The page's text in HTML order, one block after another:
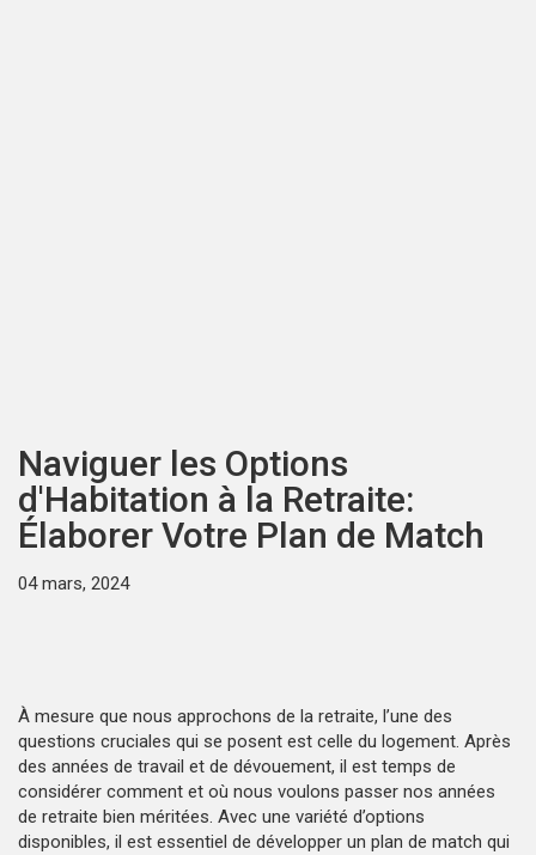
Naviguer les Options
d'Habitation à la Retraite:
Élaborer Votre Plan de Match
04 mars, 2024
À mesure que nous approchons de la retraite, l’une des
questions cruciales qui se posent est celle du logement. Après
des années de travail et de dévouement, il est temps de
considérer comment et où nous voulons passer nos années
de retraite bien méritées. Avec une variété d’options
disponibles, il est essentiel de développer un plan de match qui